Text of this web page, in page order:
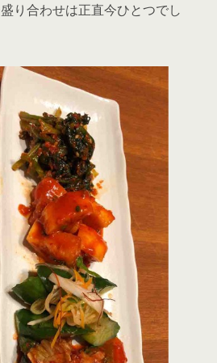
り合わせは正直今ひとつでし